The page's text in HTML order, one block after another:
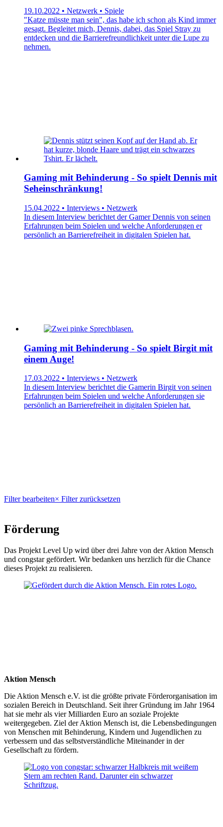
19.10.2022 • Netzwerk • Spiele
"Katze müsste man sein", das habe ich schon als Kind immer
gesagt. Begleitet mich, Dennis, dabei, das Spiel Stray zu
entdecken und die Barrierefreundlichkeit unter die Lupe zu
nehmen.
Gaming mit Behinderung - So spielt Dennis mit
Seheinschränkung!
15.04.2022 • Interviews • Netzwerk
In diesem Interview berichtet der Gamer Dennis von seinen
Erfahrungen beim Spielen und welche Anforderungen er
persönlich an Barrierefreiheit in digitalen Spielen hat.
Gaming mit Behinderung - So spielt Birgit mit
einem Auge!
17.03.2022 • Interviews • Netzwerk
In diesem Interview berichtet die Gamerin Birgit von seinen
Erfahrungen beim Spielen und welche Anforderungen sie
persönlich an Barrierefreiheit in digitalen Spielen hat.
Filter bearbeiten× Filter zurücksetzen
Förderung
Das Projekt Level Up wird über drei Jahre von der Aktion Mensch
und congstar gefördert. Wir bedanken uns herzlich für die Chance
dieses Projekt zu realisieren.
Aktion Mensch
Die Aktion Mensch e.V. ist die größte private Förderorganisation im
sozialen Bereich in Deutschland. Seit ihrer Gründung im Jahr 1964
hat sie mehr als vier Milliarden Euro an soziale Projekte
weitergegeben. Ziel der Aktion Mensch ist, die Lebensbedingungen
von Menschen mit Behinderung, Kindern und Jugendlichen zu
verbessern und das selbstverständliche Miteinander in der
Gesellschaft zu fördern.